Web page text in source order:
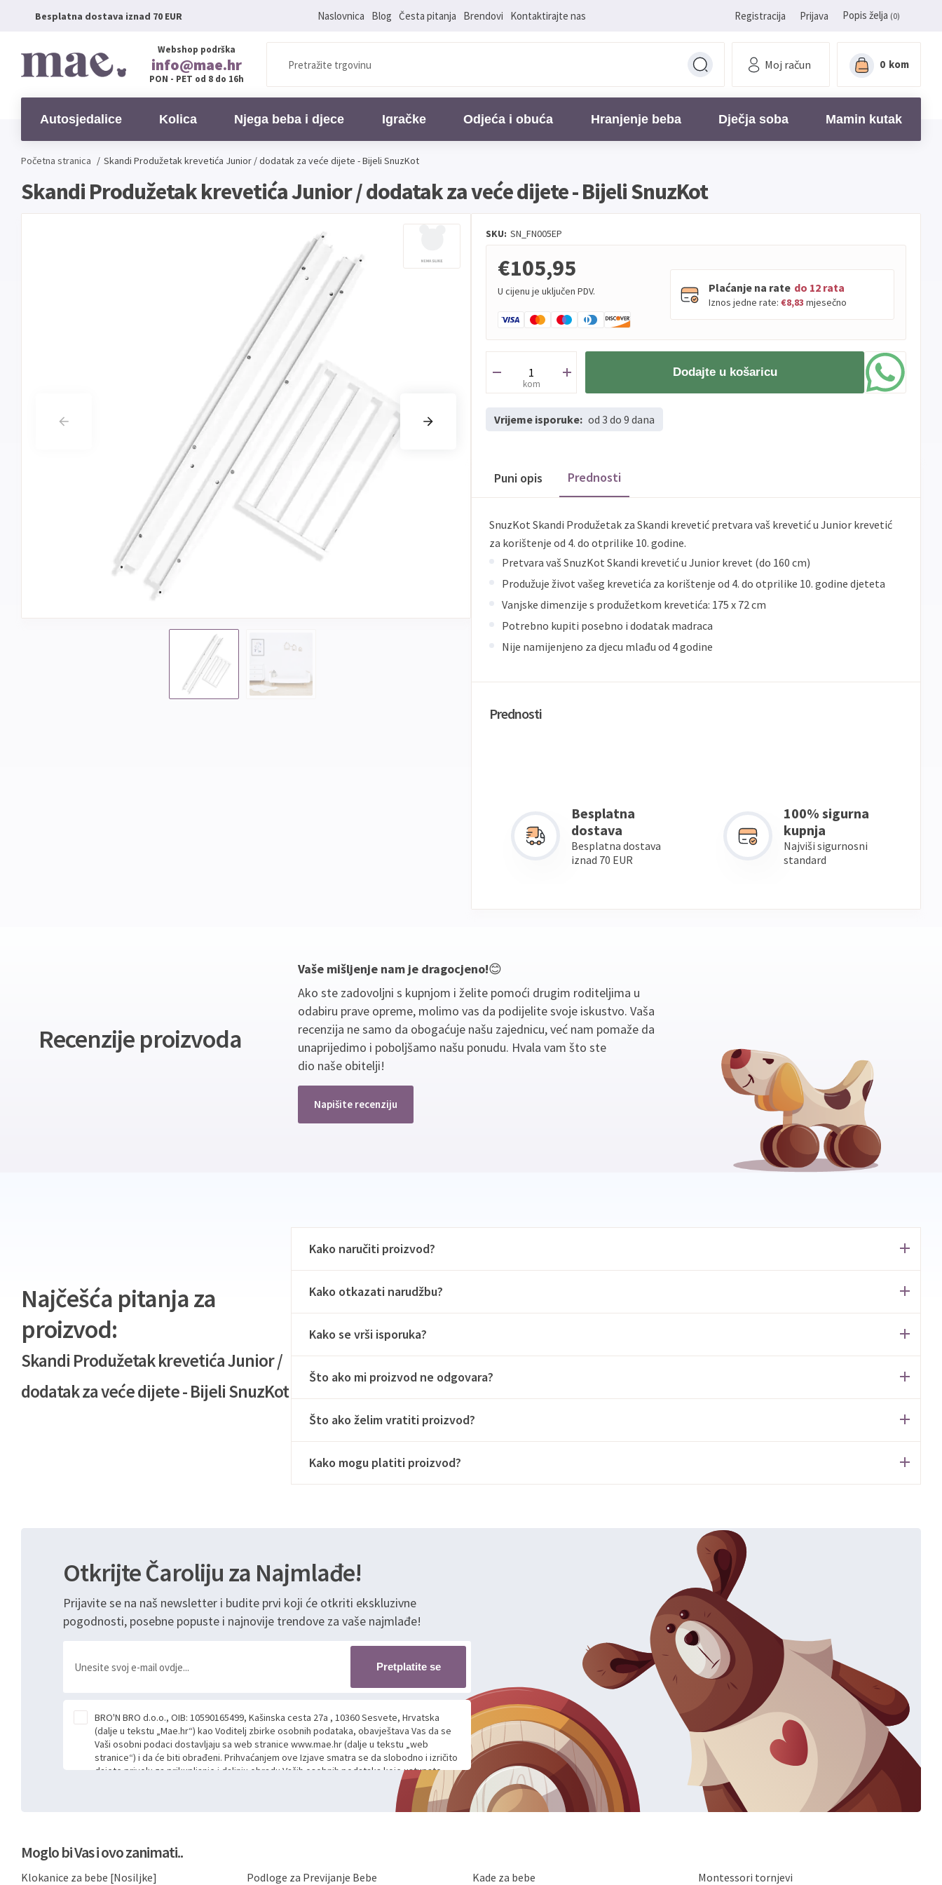
Besplatna dostava iznad 70 EUR Naslovnica Blog Česta pitanja Brendovi Kontaktirajte nas Registracija Prijava Popis želja (0)
Webshop podrška
info@mae.hr
PON - PET od 8 do 16h
Moj račun 0 kom
Autosjedalice Kolica Njega beba i djece Igračke Odjeća i obuća Hranjenje beba Dječja soba Mamin kutak
Početna stranica / Skandi Produžetak krevetića Junior / dodatak za veće dijete - Bijeli SnuzKot
Skandi Produžetak krevetića Junior / dodatak za veće dijete - Bijeli SnuzKot
SKU: SN_FN005EP
€105,95
U cijenu je uključen PDV. Plaćanje na rate do 12 rata
Iznos jedne rate: €8,83 mjesečno
PBZ Visa do12rata
PBZ
Visa
rata
banke
banke
Sve
banke
ECC
kom
Dodajte u košaricu
Vrijeme isporuke: od 3 do 9 dana
Puni opis Prednosti
SnuzKot Skandi Produžetak za Skandi krevetić pretvara vaš krevetić u Junior krevetić
za korištenje od 4. do otprilike 10. godine.
Pretvara vaš SnuzKot Skandi krevetić u Junior krevet (do 160 cm)
Produžuje život vašeg krevetića za korištenje od 4. do otprilike 10. godine djeteta
Vanjske dimenzije s produžetkom krevetića: 175 x 72 cm
Potrebno kupiti posebno i dodatak madraca
Nije namijenjeno za djecu mlađu od 4 godine
Prednosti
Besplatna
dostava
Besplatna dostava
iznad 70 EUR
100% sigurna
kupnja
Najviši sigurnosni
standard
Recenzije proizvoda
Vaše mišljenje nam je dragocjeno!😊
Ako ste zadovoljni s kupnjom i želite pomoći drugim roditeljima u
odabiru prave opreme, molimo vas da podijelite svoje iskustvo. Vaša
recenzija ne samo da obogaćuje našu zajednicu, već nam pomaže da
unaprijedimo i poboljšamo našu ponudu. Hvala vam što ste
dio naše obitelji!
Napišite recenziju
Najčešća pitanja za
proizvod:
Skandi Produžetak krevetića Junior /
dodatak za veće dijete - Bijeli SnuzKot
Kako naručiti proizvod?
Kako otkazati narudžbu?
Kako se vrši isporuka?
Što ako mi proizvod ne odgovara?
Što ako želim vratiti proizvod?
Kako mogu platiti proizvod?
Otkrijte Čaroliju za Najmlađe!
Prijavite se na naš newsletter i budite prvi koji će otkriti ekskluzivne
pogodnosti, posebne popuste i najnovije trendove za vaše najmlađe!
Pretplatite se
BRO'N BRO d.o.o., OIB: 10590165499, Kašinska cesta 27a , 10360 Sesvete, Hrvatska
(dalje u tekstu „Mae.hr“) kao Voditelj zbirke osobnih podataka, obavještava Vas da se
Vaši osobni podaci dostavljaju sa web stranice www.mae.hr (dalje u tekstu „web
stranice“) i da će biti obrađeni. Prihvaćanjem ove Izjave smatra se da slobodno i izričito
dajete privolu za prikupljanje i daljnju obradu Vaših osobnih podataka koje ustupate
Mae.hr putem ovih web stranica u svrhu odgovora i daljnje komunikacije na Vaš upit
poslan kroz kontakt obrazac. Radi se o dobrovoljnom davanju podataka te ovu Izjavu
niste dužni prihvatiti odnosno niste dužni unositi svoje osobne podatke u jednu od
možete pročitati ovdje, sukladno Politici privatnosti i kolačića koju možete pročitati
primjenu odgovarajućih tehničkih i sigurnosnih mjera zaštite osobnih podataka od
Moglo bi Vas i ovo zanimati..
Klokanice za bebe [Nosiljke] Podloge za Previjanje Bebe Kade za bebe
Montessori tornjevi